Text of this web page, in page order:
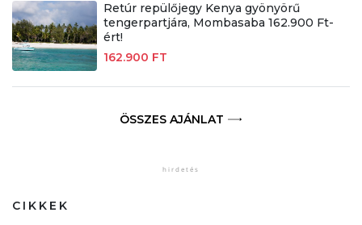
Retúr repülőjegy Kenya gyönyörű
tengerpartjára, Mombasaba 162.900 Ft-
ért!
162.900 FT
ÖSSZES AJÁNLAT
CIKKEK